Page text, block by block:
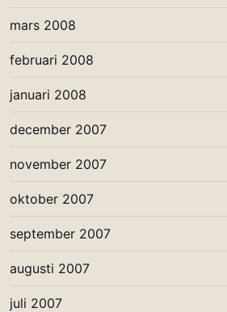
mars 2008
februari 2008
januari 2008
december 2007
november 2007
oktober 2007
september 2007
augusti 2007
juli 2007